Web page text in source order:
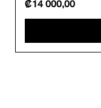
Precio
₡14 000,00